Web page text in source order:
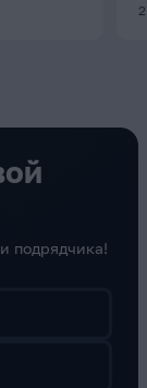
подрядчика!